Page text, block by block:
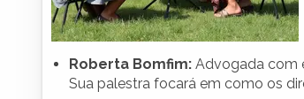
Roberta Bomfim: Advogada com
Sua palestra focará em como os